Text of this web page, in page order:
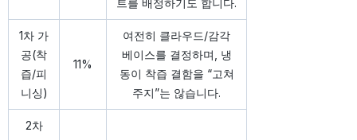
1차 가
공(착
즙/피
니싱)
11%
여전히 클라우드/감각
베이스를 결정하며, 냉
동이 착즙 결함을 “고쳐
주지”는 않습니다.
2차